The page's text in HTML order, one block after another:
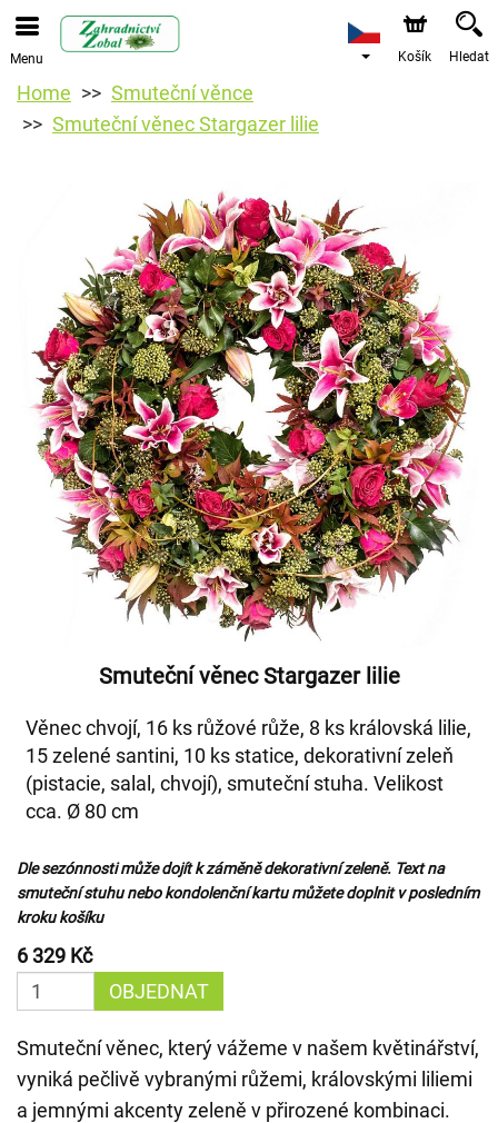
Menu Košík Hledat
Home
Smuteční věnce
Smuteční věnec Stargazer lilie
Smuteční věnec Stargazer lilie
Věnec chvojí, 16 ks růžové růže, 8 ks královská lilie,
15 zelené santini, 10 ks statice, dekorativní zeleň
(pistacie, salal, chvojí), smuteční stuha. Velikost
cca. Ø 80 cm
Dle sezónnosti může dojít k záměně dekorativní zeleně. Text na
smuteční stuhu nebo kondolenční kartu můžete doplnit v posledním
kroku košíku
6 329 Kč
OBJEDNAT
Smuteční věnec, který vážeme v našem květinářství,
vyniká pečlivě vybranými růžemi, královskými liliemi
a jemnými akcenty zeleně v přirozené kombinaci.